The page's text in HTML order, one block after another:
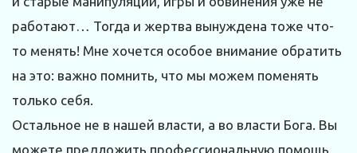
работают… Тогда и жертва вынуждена тоже что-
то менять! Мне хочется особое внимание обратить
на это: важно помнить, что мы можем поменять
только себя.
Остальное не в нашей власти, а во власти Бога. Вы
можете предложить профессиональную помощь,